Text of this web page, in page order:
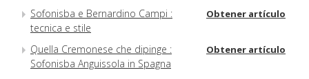
Sofonisba e Bernardino Campi :
tecnica e stile
Obtener artículo
Quella Cremonese che dipinge :
Sofonisba Anguissola in Spagna
Obtener artículo